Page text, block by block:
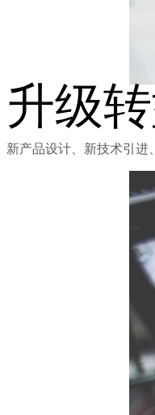
升级
新产品设计、新技术引进